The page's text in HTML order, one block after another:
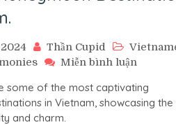
Thần Cupid
Miễn bình luận
Best
some of the most captivating
in Vietnam, showcasing the
and charm.